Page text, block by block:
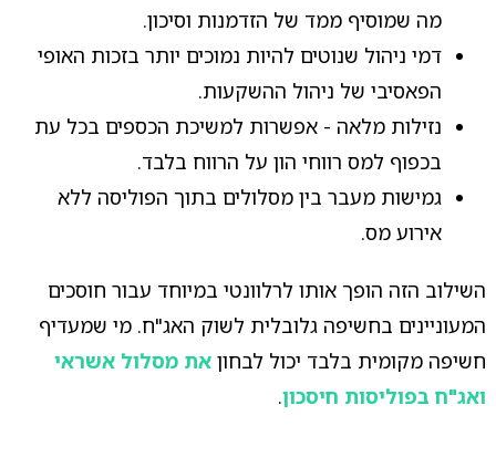
מה שמוסיף ממד של הזדמנות וסיכון.
דמי ניהול שנוטים להיות נמוכים יותר בזכות האופי
הפאסיבי של ניהול ההשקעות.
נזילות מלאה - אפשרות למשיכת הכספים בכל עת
בכפוף למס רווחי הון על הרווח בלבד.
גמישות מעבר בין מסלולים בתוך הפוליסה ללא
אירוע מס.
השילוב הזה הופך אותו לרלוונטי במיוחד עבור חוסכים
המעוניינים בחשיפה גלובלית לשוק האג"ח. מי שמעדיף
חשיפה מקומית בלבד יכול לבחון את מסלול אשראי
ואג"ח בפוליסות חיסכון.